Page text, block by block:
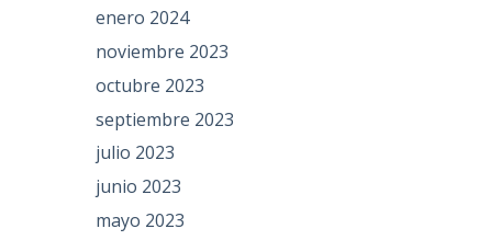
enero 2024
noviembre 2023
octubre 2023
septiembre 2023
julio 2023
junio 2023
mayo 2023